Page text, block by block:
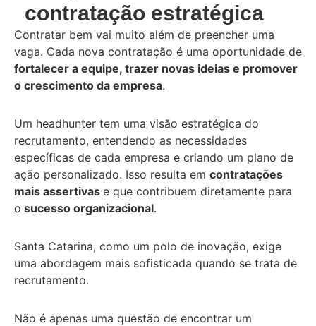
contratação estratégica
Contratar bem vai muito além de preencher uma
vaga. Cada nova contratação é uma oportunidade de
fortalecer a equipe, trazer novas ideias e promover
o crescimento da empresa.
Um headhunter tem uma visão estratégica do
recrutamento, entendendo as necessidades
específicas de cada empresa e criando um plano de
ação personalizado. Isso resulta em contratações
mais assertivas e que contribuem diretamente para
o sucesso organizacional.
Santa Catarina, como um polo de inovação, exige
uma abordagem mais sofisticada quando se trata de
recrutamento.
Não é apenas uma questão de encontrar um